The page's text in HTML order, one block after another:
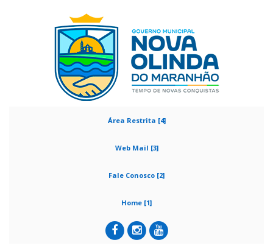
Área Restrita [4]
Web Mail [3]
Fale Conosco [2]
Home [1]